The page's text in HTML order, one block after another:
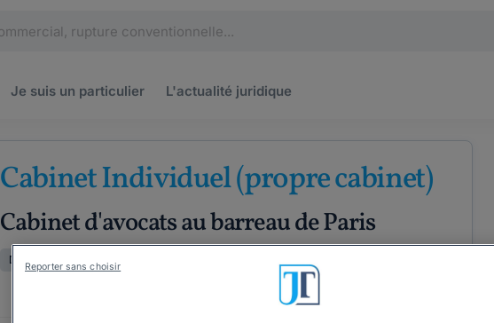
Je suis un particulier L'actualité juridique
Cabinet Individuel (propre cabinet)
Cabinet d'avocats au barreau de Paris
Droit pénal Droit fiscal
Reporter sans choisir